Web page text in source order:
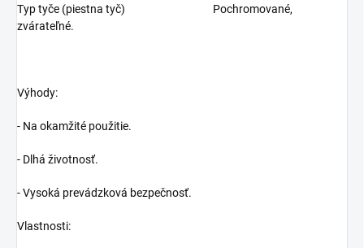
Typ tyče (piestna tyč) Pochromované,
zvárateľné.
Výhody:
- Na okamžité použitie.
- Dlhá životnosť.
- Vysoká prevádzková bezpečnosť.
Vlastnosti: